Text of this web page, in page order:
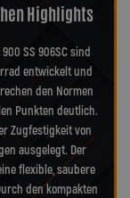
Highlights
SS 906SC sind
entwickelt und
den Normen
Punkten deutlich.
Zugfestigkeit von
ausgelegt. Der
flexible, saubere
den kompakten